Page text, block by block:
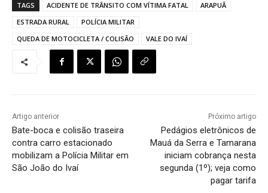
TAGS ACIDENTE DE TRÂNSITO COM VÍTIMA FATAL
ARAPUÃ
ESTRADA RURAL
POLÍCIA MILITAR
QUEDA DE MOTOCICLETA / COLISÃO
VALE DO IVAÍ
Artigo anterior
Bate-boca e colisão traseira
contra carro estacionado
mobilizam a Polícia Militar em
São João do Ivaí
Próximo artigo
Pedágios eletrônicos de
Mauá da Serra e Tamarana
iniciam cobrança nesta
segunda (1º); veja como
pagar tarifa